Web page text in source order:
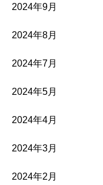
2024年9月
2024年8月
2024年7月
2024年5月
2024年4月
2024年3月
2024年2月